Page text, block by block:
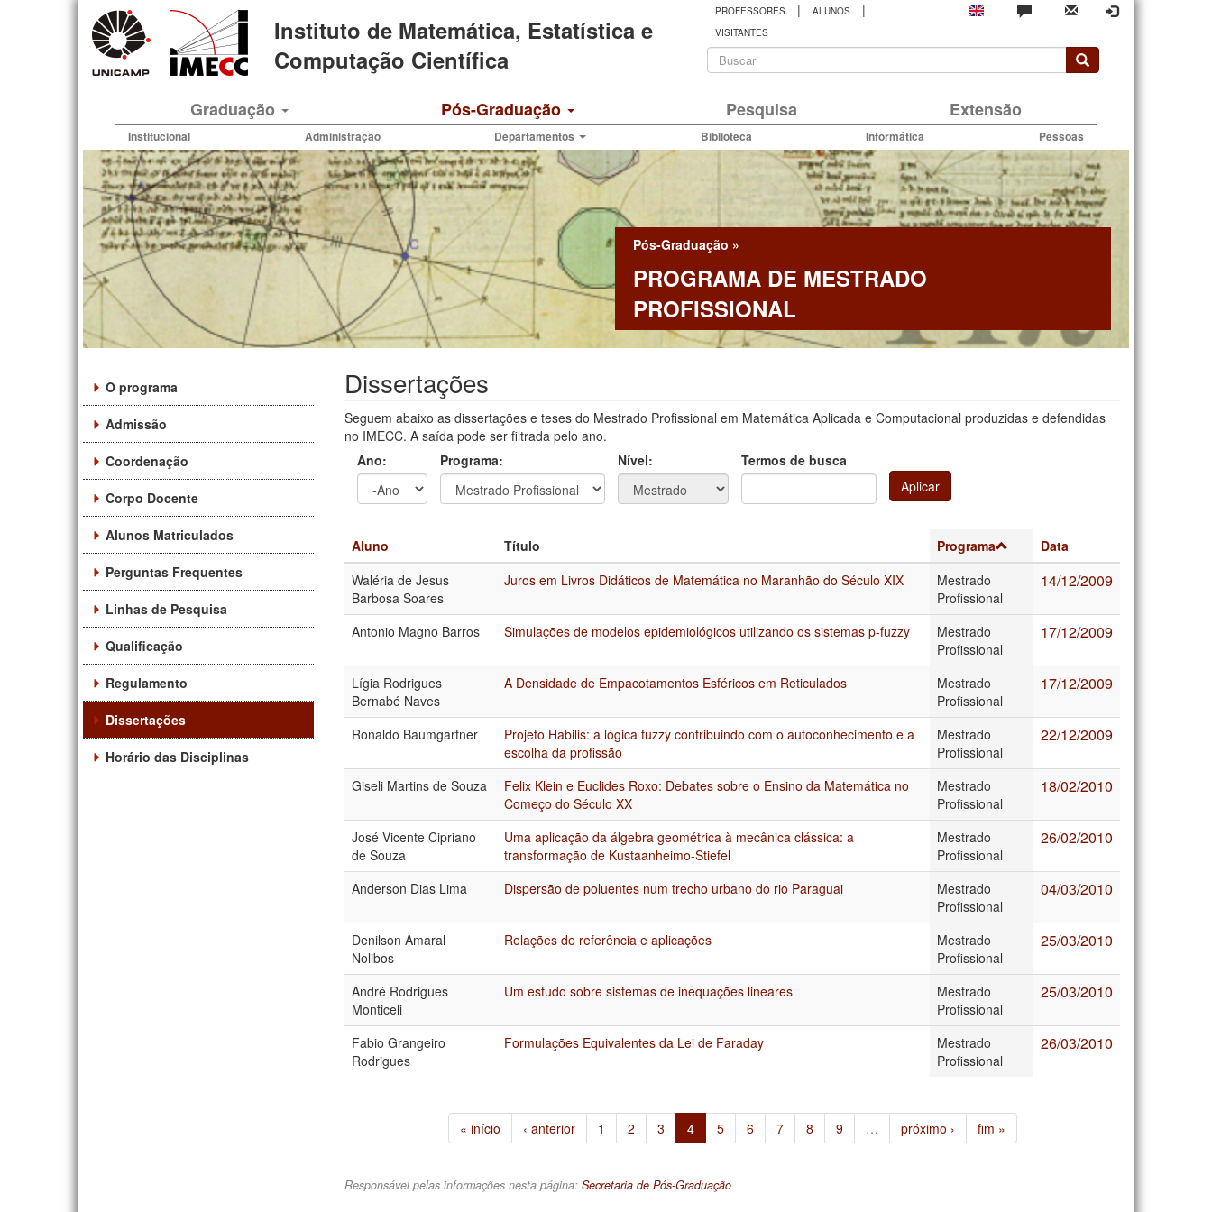
Instituto de Matemática, Estatística e
Computação Científica
PROFESSORES | ALUNOS |
VISITANTES
Formulário
busca
Graduação Pós-Graduação Pesquisa Extensão
Institucional Administração Departamentos Biblioteca Informática Pessoas
Pós-Graduação »
PROGRAMA DE MESTRADO
PROFISSIONAL
O programa
Admissão
Coordenação
Corpo Docente
Alunos Matriculados
Perguntas Frequentes
Linhas de Pesquisa
Qualificação
Regulamento
Dissertações
Horário das Disciplinas
Dissertações
Seguem abaixo as dissertações e teses do Mestrado Profissional em Matemática Aplicada e Computacional produzidas e defendidas
no IMECC. A saída pode ser filtrada pelo ano.
Ano:
Programa: Nível:
Termos de busca
Aplicar
Aluno Título Programa
Data
Waléria de Jesus
Barbosa Soares
Juros em Livros Didáticos de Matemática no Maranhão do Século XIX
Mestrado
Profissional
14/12/2009
Antonio Magno Barros Simulações de modelos epidemiológicos utilizando os sistemas p-fuzzy
Mestrado
Profissional
17/12/2009
Lígia Rodrigues
Bernabé Naves
A Densidade de Empacotamentos Esféricos em Reticulados
Mestrado
Profissional
17/12/2009
Ronaldo Baumgartner
Projeto Habilis: a lógica fuzzy contribuindo com o autoconhecimento e a
escolha da profissão
Mestrado
Profissional
22/12/2009
Giseli Martins de Souza
Felix Klein e Euclides Roxo: Debates sobre o Ensino da Matemática no
Começo do Século XX
Mestrado
Profissional
18/02/2010
José Vicente Cipriano
de Souza
Uma aplicação da álgebra geométrica à mecânica clássica: a
transformação de Kustaanheimo-Stiefel
Mestrado
Profissional
26/02/2010
Anderson Dias Lima Dispersão de poluentes num trecho urbano do rio Paraguai
Mestrado
Profissional
04/03/2010
Denilson Amaral
Nolibos
Relações de referência e aplicações
Mestrado
Profissional
25/03/2010
André Rodrigues
Monticeli
Um estudo sobre sistemas de inequações lineares
Mestrado
Profissional
25/03/2010
Fabio Grangeiro
Rodrigues
Formulações Equivalentes da Lei de Faraday
Mestrado
Profissional
26/03/2010
« início ‹ anterior 1 2 3 4 5 6 7 8 9 … próximo › fim »
Responsável pelas informações nesta página: Secretaria de Pós-Graduação